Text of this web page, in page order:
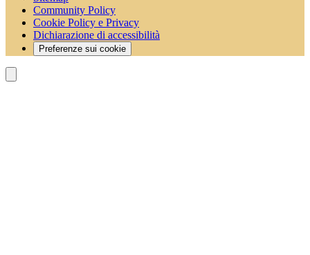
Community Policy
Cookie Policy e Privacy
Dichiarazione di accessibilità
Preferenze sui cookie